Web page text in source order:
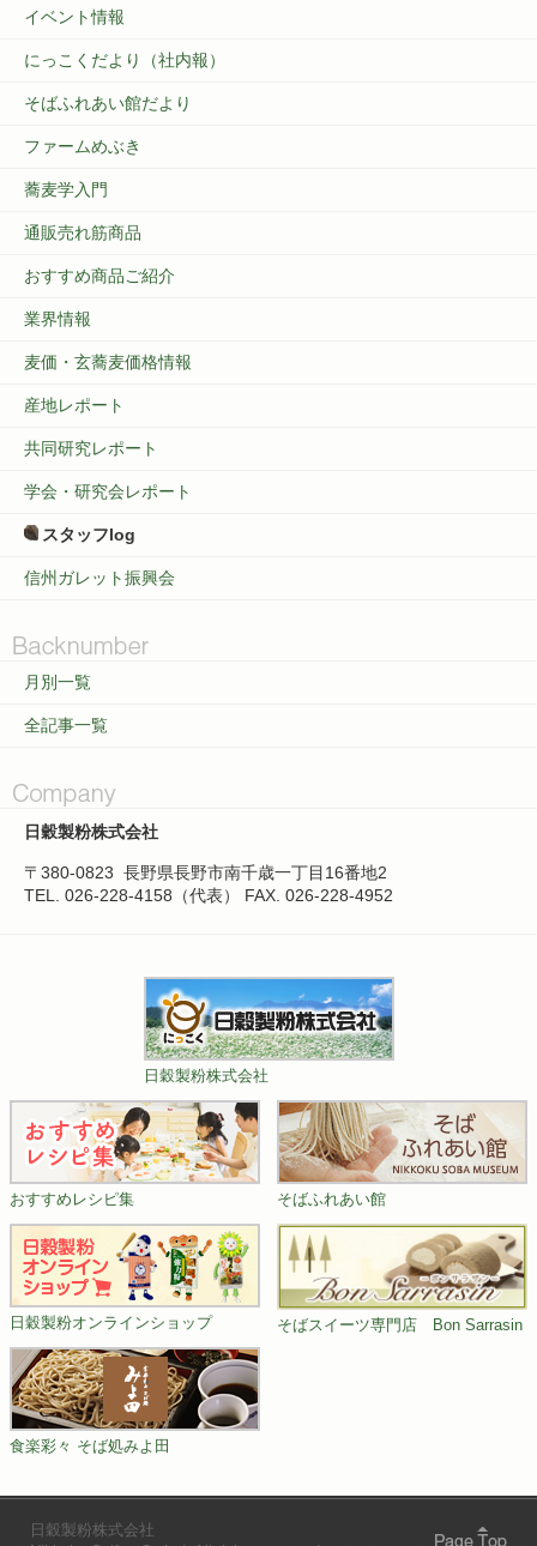
イベント情報
にっこくだより（社内報）
そばふれあい館だより
ファームめぶき
蕎麦学入門
通販売れ筋商品
おすすめ商品ご紹介
業界情報
麦価・玄蕎麦価格情報
産地レポート
共同研究レポート
学会・研究会レポート
スタッフlog
信州ガレット振興会
月別一覧
全記事一覧
日穀製粉株式会社
〒380-0823 長野県長野市南千歳一丁目16番地2
TEL. 026-228-4158（代表）
FAX. 026-228-4952
日穀製粉株式会社
おすすめレシピ集 そばふれあい館
日穀製粉オンラインショップ そばスイーツ専門店 Bon Sarrasin
食楽彩々 そば処みよ田
日穀製粉株式会社